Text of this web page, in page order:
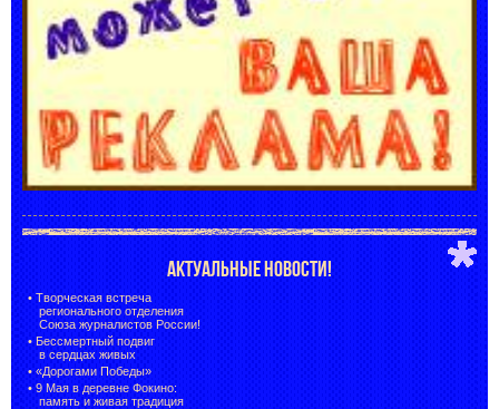
АКТУАЛЬНЫЕ НОВОСТИ!
• Творческая встреча
регионального отделения
Союза журналистов России!
• Бессмертный подвиг
в сердцах живых
• «Дорогами Победы»
• 9 Мая в деревне Фокино:
память и живая традиция